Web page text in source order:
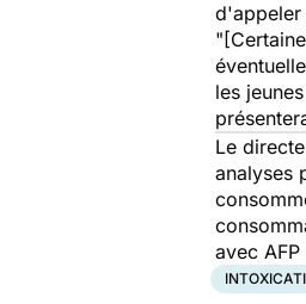
d'appeler
les
Le
analyses
avec AFP